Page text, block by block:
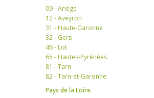
09 - Ariège
12 - Aveyron
31 - Haute-Garonne
32 - Gers
46 - Lot
65 - Hautes-Pyrénées
81 - Tarn
82 - Tarn-et-Garonne
Pays de la Loire